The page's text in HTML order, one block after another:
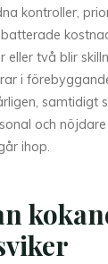
kontroller,
eller två blir
i
samtidigt
och
ihop.